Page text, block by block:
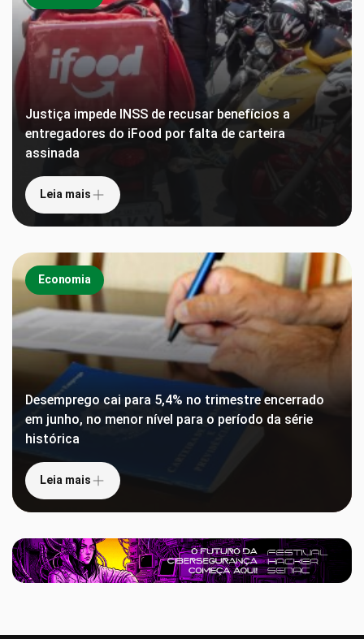
Justiça impede INSS de recusar benefícios a
entregadores do iFood por falta de carteira
assinada
Leia mais
Economia
Desemprego cai para 5,4% no trimestre encerrado
em junho, no menor nível para o período da série
histórica
Leia mais